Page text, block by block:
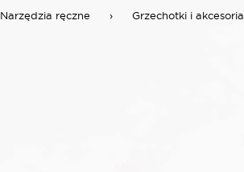
Narzędzia ręczne › Grzechotki i akcesoria